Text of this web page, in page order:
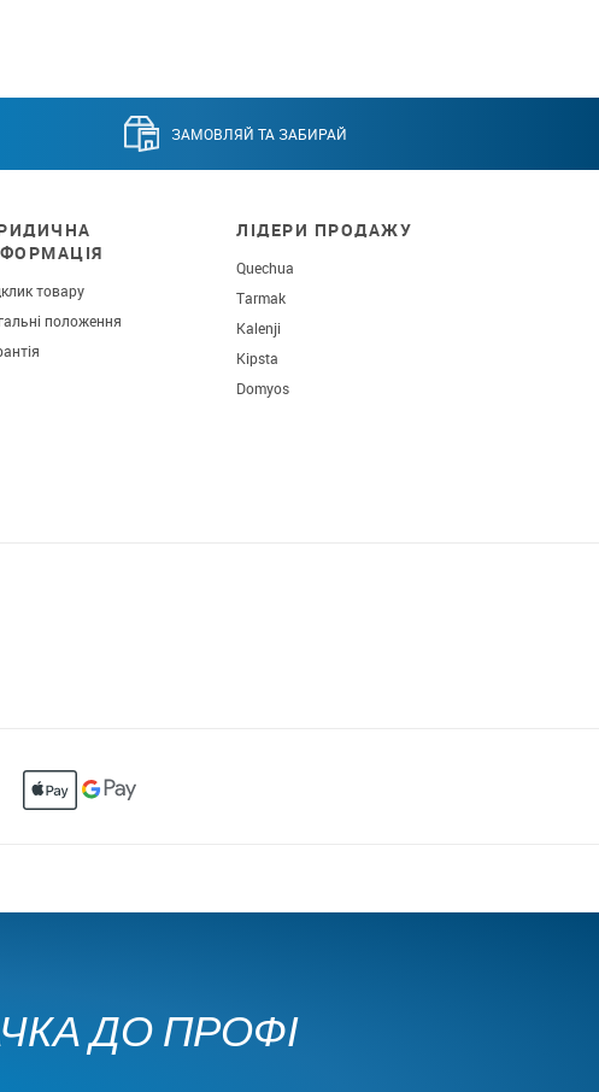
ЗАМОВЛЯЙ ТА ЗАБИРАЙ
товару
положення
ЛІДЕРИ ПРОДАЖУ
Quechua
Tarmak
Kalenji
Kipsta
Domyos
ДО ПРОФІ